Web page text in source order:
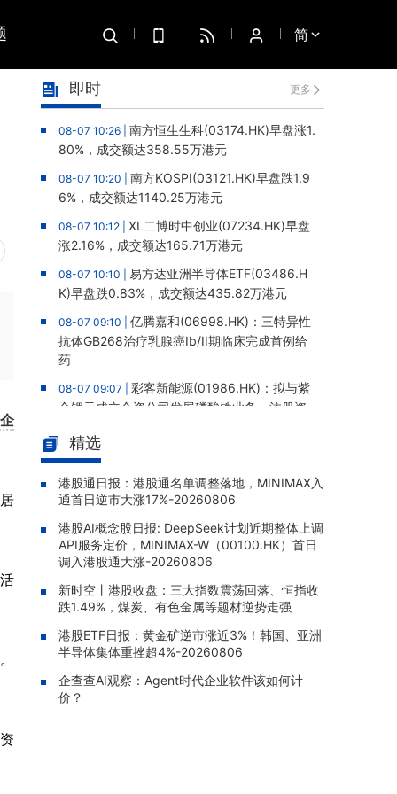
简
即时 更多
08-07 10:26 | 南方恒生生科(03174.HK)早盘涨1.
80%，成交额达358.55万港元
08-07 10:20 | 南方KOSPI(03121.HK)早盘跌1.9
6%，成交额达1140.25万港元
08-07 10:12 | XL二博时中创业(07234.HK)早盘
涨2.16%，成交额达165.71万港元
08-07 10:10 | 易方达亚洲半导体ETF(03486.H
K)早盘跌0.83%，成交额达435.82万港元
08-07 09:10 | 亿腾嘉和(06998.HK)：三特异性
抗体GB268治疗乳腺癌Ib/II期临床完成首例给
药
08-07 09:07 | 彩客新能源(01986.HK)：拟与紫
金锂元成立合资公司发展磷酸铁业务，注册资
08-07 09:04 |
权非公开发行不超过7.15亿股内资股及2.15亿股
H股，募资净额全部补充核心一级资本
08-07 09:01 | 敏实集团(00425.HK)：美国阿拉
巴马州新厂举行奠基仪式，拟分期投资约4.3亿
美元
08-07 08:58 |科济药业-B(02171.HK)：通用型C
AR-T产品CT1190B获国家药监局IND批准，用
08-07 08:05 |宜明昂科-B(01541.HK)：子公司
宜明凯尔获生科起航等投资者增资5000万元，
完成后公司持股约68.34%
精选
港股通日报：港股通名单调整落地，MINIMAX入
通首日逆市大涨17%-20260806
港股AI概念股日报: DeepSeek计划近期整体上调
API服务定价，MINIMAX-W（00100.HK）首日
调入港股通大涨-20260806
新时空丨港股收盘：三大指数震荡回落、恒指收
跌1.49%，煤炭、有色金属等题材逆势走强
港股ETF日报：黄金矿逆市涨近3%！韩国、亚洲
半导体集体重挫超4%-20260806
企查查AI观察：Agent时代企业软件该如何计
价？